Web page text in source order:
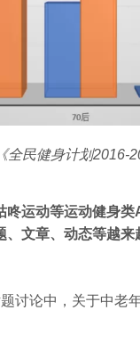
全民健身计划2016-
咚运动等运动健身类
、文章、动态等越来
讨论中，关于中老